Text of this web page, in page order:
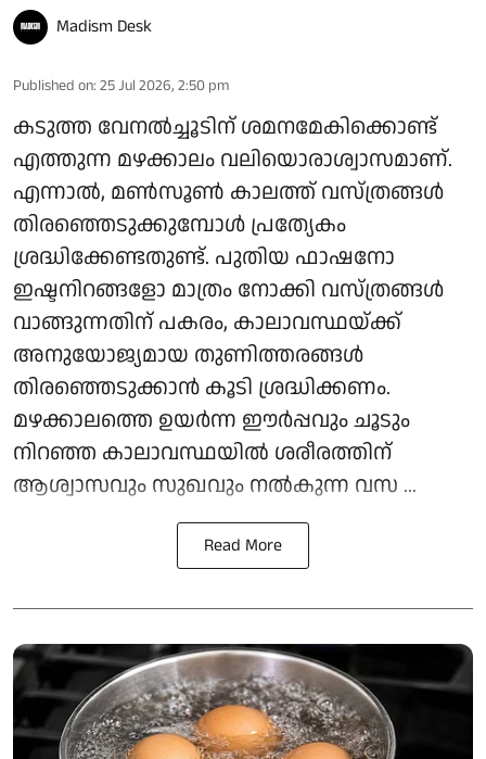
Madism Desk
Published on: 25 Jul 2026, 2:50 pm
കടുത്ത വേനൽച്ചൂടിന് ശമനമേകിക്കൊണ്ട്
എത്തുന്ന മഴക്കാലം വലിയൊരാശ്വാസമാണ്.
എന്നാൽ, മൺസൂൺ കാലത്ത് വസ്ത്രങ്ങൾ
തിരഞ്ഞെടുക്കുമ്പോൾ പ്രത്യേകം
ശ്രദ്ധിക്കേണ്ടതുണ്ട്. പുതിയ ഫാഷനോ
ഇഷ്ടനിറങ്ങളോ മാത്രം നോക്കി വസ്ത്രങ്ങൾ
വാങ്ങുന്നതിന് പകരം, കാലാവസ്ഥയ്ക്ക്
അനുയോജ്യമായ തുണിത്തരങ്ങൾ
തിരഞ്ഞെടുക്കാൻ കൂടി ശ്രദ്ധിക്കണം.
മഴക്കാലത്തെ ഉയർന്ന ഈർപ്പവും ചൂടും
നിറഞ്ഞ കാലാവസ്ഥയിൽ ശരീരത്തിന്
ആശ്വാസവും സുഖവും നൽകുന്ന വസ ...
Read More